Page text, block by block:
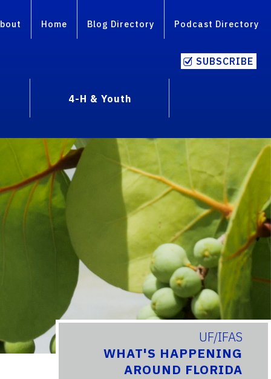
Home Blog Directory Podcast Directory
SUBSCRIBE
4-H & Youth
UF/IFAS
WHAT'S HAPPENING
AROUND FLORIDA